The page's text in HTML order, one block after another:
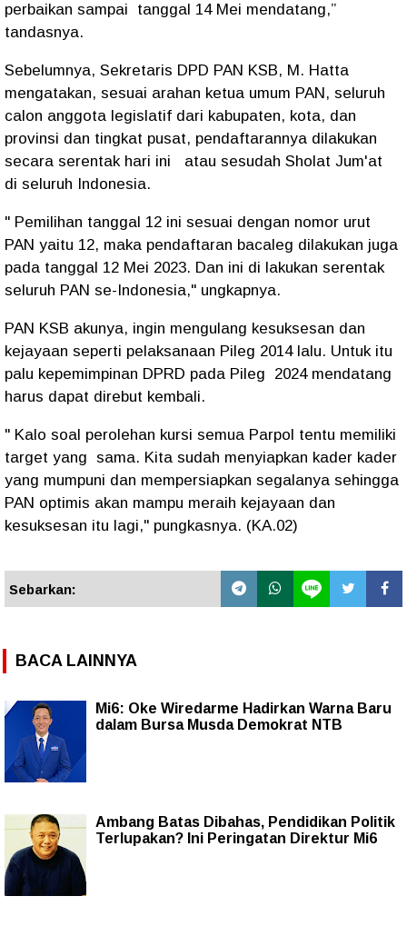
perbaikan sampai tanggal 14 Mei mendatang,”
tandasnya.
Sebelumnya, Sekretaris DPD PAN KSB, M. Hatta
mengatakan, sesuai arahan ketua umum PAN, seluruh
calon anggota legislatif dari kabupaten, kota, dan
provinsi dan tingkat pusat, pendaftarannya dilakukan
secara serentak hari ini atau sesudah Sholat Jum'at
di seluruh Indonesia.
" Pemilihan tanggal 12 ini sesuai dengan nomor urut
PAN yaitu 12, maka pendaftaran bacaleg dilakukan juga
pada tanggal 12 Mei 2023. Dan ini di lakukan serentak
seluruh PAN se-Indonesia," ungkapnya.
PAN KSB akunya, ingin mengulang kesuksesan dan
kejayaan seperti pelaksanaan Pileg 2014 lalu. Untuk itu
palu kepemimpinan DPRD pada Pileg 2024 mendatang
harus dapat direbut kembali.
" Kalo soal perolehan kursi semua Parpol tentu memiliki
target yang sama. Kita sudah menyiapkan kader kader
yang mumpuni dan mempersiapkan segalanya sehingga
PAN optimis akan mampu meraih kejayaan dan
kesuksesan itu lagi," pungkasnya. (KA.02)
Sebarkan:
BACA LAINNYA
Mi6: Oke Wiredarme Hadirkan Warna Baru
dalam Bursa Musda Demokrat NTB
Ambang Batas Dibahas, Pendidikan Politik
Terlupakan? Ini Peringatan Direktur Mi6